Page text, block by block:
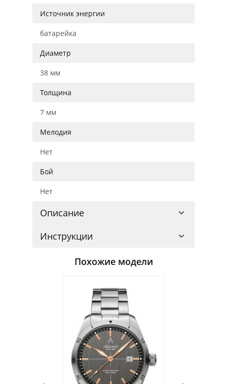
Источник энергии
батарейка
Диаметр
38 мм
Толщина
7 мм
Мелодия
Нет
Бой
Нет
Описание
Инструкции
Похожие модели